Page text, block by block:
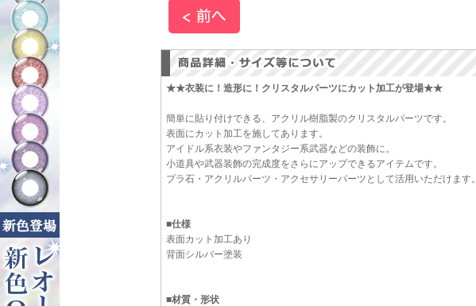
★★衣装に！造形に！クリスタルパーツにカット加工が登場★★
簡単に貼り付けできる、アクリル樹脂製のクリスタルパーツです。
表面にカット加工を施してあります。
アイドル系衣装やファンタジー系武器などの装飾に。
小道具や武器装飾の完成度をさらにアップできるアイテムです。
プラ石・アクリルパーツ・アクセサリーパーツとして活用いただけます。
■仕様
表面カット加工あり
背面シルバー塗装
■材質・形状